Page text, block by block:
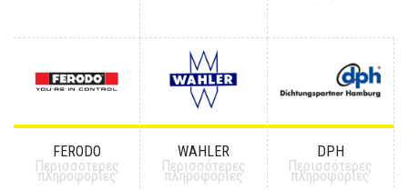
FERODO
Περισσότερες
πληροφορίες
WAHLER
Περισσότερες
πληροφορίες
DPH
Περισσότερες
πληροφορίες